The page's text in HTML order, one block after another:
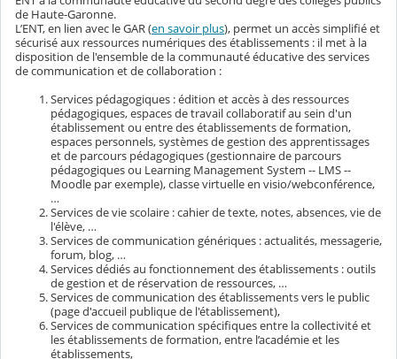
de Haute-Garonne.
L’ENT, en lien avec le GAR (en savoir plus), permet un accès simplifié et
sécurisé aux ressources numériques des établissements : il met à la
disposition de l'ensemble de la communauté éducative des services
de communication et de collaboration :
Services pédagogiques : édition et accès à des ressources
pédagogiques, espaces de travail collaboratif au sein d'un
établissement ou entre des établissements de formation,
espaces personnels, systèmes de gestion des apprentissages
et de parcours pédagogiques (gestionnaire de parcours
pédagogiques ou Learning Management System -- LMS --
Moodle par exemple), classe virtuelle en visio/webconférence,
…
Services de vie scolaire : cahier de texte, notes, absences, vie de
l'élève, …
Services de communication génériques : actualités, messagerie,
forum, blog, …
Services dédiés au fonctionnement des établissements : outils
de gestion et de réservation de ressources, …
Services de communication des établissements vers le public
(page d'accueil publique de l'établissement),
Services de communication spécifiques entre la collectivité et
les établissements de formation, entre l’académie et les
établissements,